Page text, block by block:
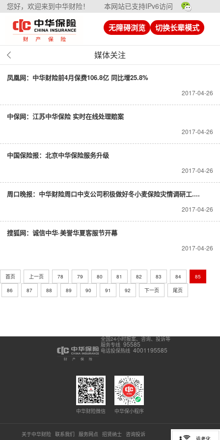
您好，欢迎来到中华财险！ 本网站已支持IPv6访问
无障碍浏览 切换长辈模式
媒体关注
凤凰网：中华财险前4月保费106.8亿 同比增25.8%
2017-04-26
中保网：江苏中华保险 实时在线处理赔案
2017-04-26
中国保险报：北京中华保险服务升级
2017-04-26
周口晚报：中华财险周口中支公司积极做好冬小麦保险灾情调研工....
2017-04-26
搜狐网：诚信中华·美誉华夏客服节开幕
2017-04-26
首页 上一页 78 79 80 81 82 83 84
85
86
87 88 89 90 91 92 下一页 尾页
全国24小时报案、咨询、投诉等
服务专线 95585
电话投保热线 4001195585
中华财险微信 中华保小程序
关于中华财险 联系我们 服务网点 招贤纳士 咨询投诉